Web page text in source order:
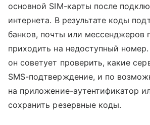
основной SIM-карты после
интернета. В результате коды
банков, почты или мессенджеров
приходить на недоступный
он советует проверить, какие
SMS-подтверждение, и по
на приложение-аутентификатор
сохранить резервные коды.